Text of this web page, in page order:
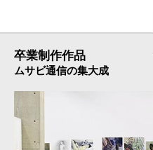
卒業制作作品
ムサビ通信の集大成